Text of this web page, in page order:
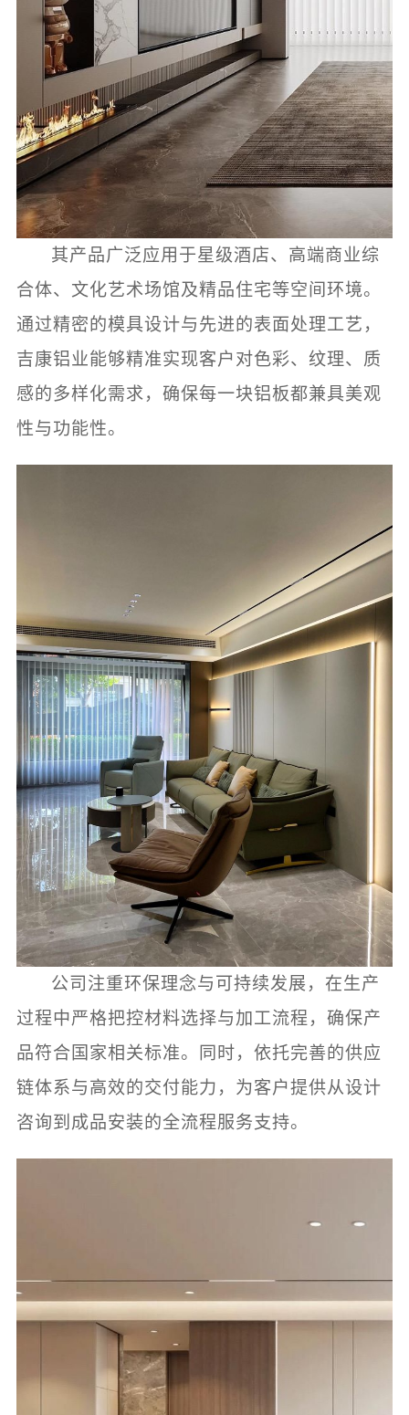
其产品广泛应用于星级酒店、高端商业综
合体、文化艺术场馆及精品住宅等空间环境。
通过精密的模具设计与先进的表面处理工艺，
吉康铝业能够精准实现客户对色彩、纹理、质
感的多样化需求，确保每一块铝板都兼具美观
性与功能性。
公司注重环保理念与可持续发展，在生产
过程中严格把控材料选择与加工流程，确保产
品符合国家相关标准。同时，依托完善的供应
链体系与高效的交付能力，为客户提供从设计
咨询到成品安装的全流程服务支持。